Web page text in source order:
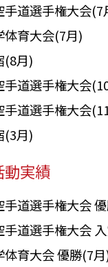
手道選手権大会(7
体育大会(7月)
(8月)
手道選手権大会
手道選手権大会
(3月)
動実績
手道選手権大会
道選手権大会
体育大会 優勝(7